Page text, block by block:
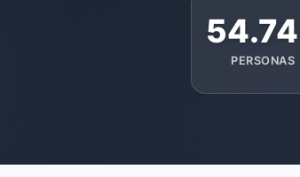
PERSONAS